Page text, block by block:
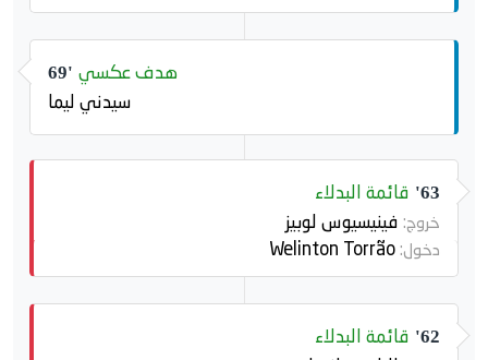
69' هدف عكسي
سيدني ليما
63' قائمة البدلاء
خروج: فينيسيوس لوبيز
دخول:
62' قائمة البدلاء